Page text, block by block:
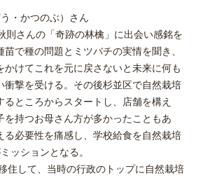
・かつのぶ）さん
則さんの「奇跡の林檎」に出会い感銘を
で種の問題とミツバチの実情を聞き、
かけてこれを元に戻さないと未来に何も
衝撃を受ける。その後杉並区で自然栽培
るところからスタートし、店舗を構え
を持つお母さん方が多かったこともあ
る必要性を痛感し、学校給食を自然栽培
ッションとなる。
住して、当時の行政のトップに自然栽培